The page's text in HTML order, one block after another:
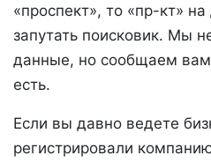
«проспект», то «пр-кт»
запутать поисковик. Мы
данные, но сообщаем
есть.
Если вы давно ведете
регистрировали